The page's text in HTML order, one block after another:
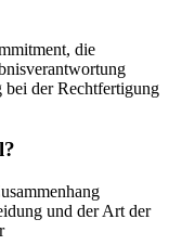
die
der Rechtfertigung
und der Art der